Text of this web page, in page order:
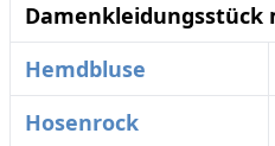
Damenkleidungsstück
Hemdbluse
Hosenrock